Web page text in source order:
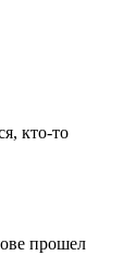
кто-то
прошел